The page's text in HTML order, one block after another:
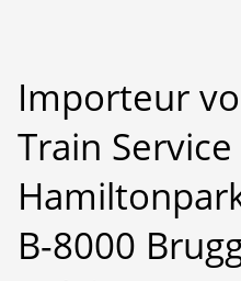
Importeur
Train
B-8000